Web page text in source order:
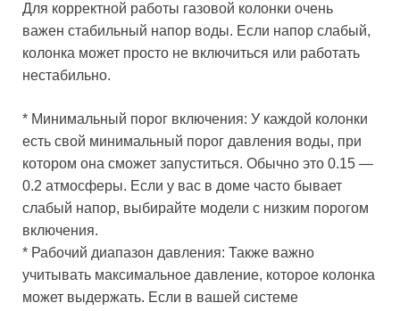
Для корректной работы газовой колонки очень
важен стабильный напор воды. Если напор слабый,
колонка может просто не включиться или работать
нестабильно.
* Минимальный порог включения: У каждой колонки
есть свой минимальный порог давления воды, при
котором она сможет запуститься. Обычно это 0.15 —
0.2 атмосферы. Если у вас в доме часто бывает
слабый напор, выбирайте модели с низким порогом
включения.
* Рабочий диапазон давления: Также важно
учитывать максимальное давление, которое колонка
может выдержать. Если в вашей системе